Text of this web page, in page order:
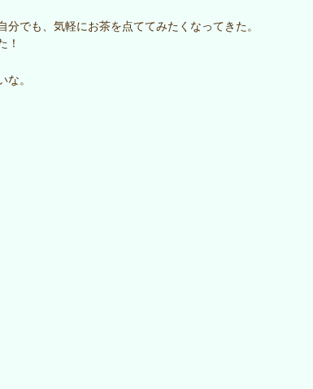
でも、気軽にお茶を点ててみたくなってきた。
！
。